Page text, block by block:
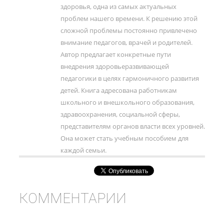
здоровья, одна из самых актуальных
проблем нашего времени. К решению этой
слож­ной проблемы постоянно привлечено
внимание педагогов, врачей и родителей.
Автор предлагает конкретные пути
внедрения здоровьеразви­вающей
педагогики в целях гармоничного развития
детей. Книга адресована работникам
школьного и внешкольного образования,
здравоохранения, социальной сферы,
представителям органов власти всех уровней.
Она может стать учебным пособием для
каждой семьи.
КОММЕНТАРИИ